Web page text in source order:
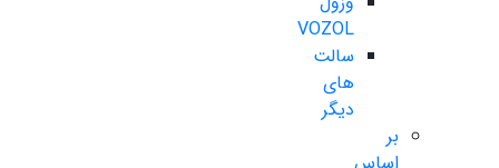
VOZOL
سالت
های
دیگر
بر